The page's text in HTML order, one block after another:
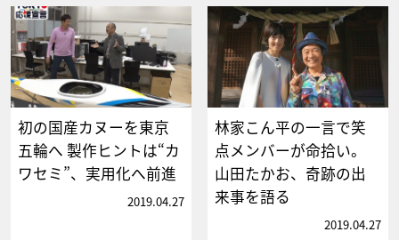
初の国産カヌーを東京
五輪へ 製作ヒントは“カ
ワセミ”、実用化へ前進
2019.04.27
林家こん平の一言で笑
点メンバーが命拾い。
山田たかお、奇跡の出
来事を語る
2019.04.27